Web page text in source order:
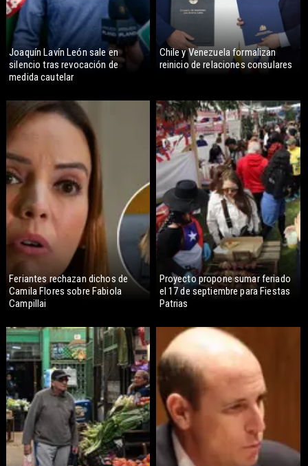
Joaquín Lavín León sale en
silencio tras revocación de
medida cautelar
Chile y Venezuela formalizan
reinicio de relaciones consulares
Feriantes rechazan dichos de
Camila Flores sobre Fabiola
Campillai
Proyecto propone sumar feriado
el 17 de septiembre para Fiestas
Patrias